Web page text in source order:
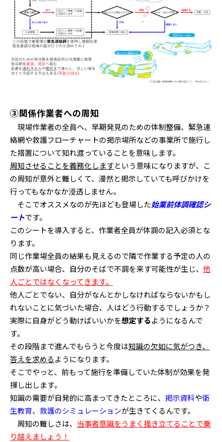
③関係作業者への周知
現場作業者の全員へ、早期発見のための体制整備、緊急連
絡網や救護フローチャートの掲示場所などの事業所で施行し
た措置について知れ渡っていることを意味します。
周知させることを義務化しますという意味になりますが、こ
の周知が意外と難しくて、漫然と掲示していても呼びかけを
行ってもなかなか浸透しません。
そこでオススメなのが先ほども登場した始業前体調確認シ
ートです。
このシートを導入すると、作業者全員が体調の記入必須とな
ります。
同じ作業場全員の結果も見えるので隣で作業する予定の人の
点数が高い場合、自分のそばで不調を来す可能性が生じ、 他
人ごとではなくなってきます。
他人ごとでない、自分がなんとかしなければならないかもし
れないことに気づいた場合、人はどう行動するでしょうか？
実際に自身がどう動けばいいかを想定するようになるんで
す。
その段階まで進んでもらうと今度は知識の欠如に気がつき、
答えを求めるようになります。
そこでやっと、前もって施行を準備していた体制が効果を発
揮し出します。
知識の需要が自発的に高まってきたところに、 掲示資料や衛
生教育、 救護のシミュレーションが生きてくるんです。
周知の難しさは、 当事者意識をうまく掻き立てることで乗
り越えましょう！